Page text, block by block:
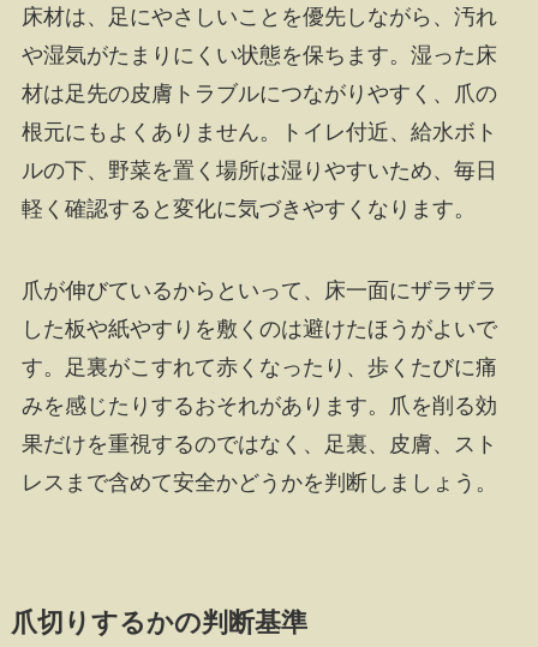
床材は、足にやさしいことを優先しながら、汚れ
や湿気がたまりにくい状態を保ちます。湿った床
材は足先の皮膚トラブルにつながりやすく、爪の
根元にもよくありません。トイレ付近、給水ボト
ルの下、野菜を置く場所は湿りやすいため、毎日
軽く確認すると変化に気づきやすくなります。
爪が伸びているからといって、床一面にザラザラ
した板や紙やすりを敷くのは避けたほうがよいで
す。足裏がこすれて赤くなったり、歩くたびに痛
みを感じたりするおそれがあります。爪を削る効
果だけを重視するのではなく、足裏、皮膚、スト
レスまで含めて安全かどうかを判断しましょう。
爪切りするかの判断基準